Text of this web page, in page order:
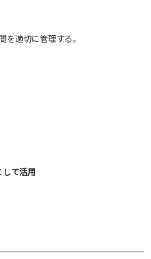
を適切に管理する。
て活用